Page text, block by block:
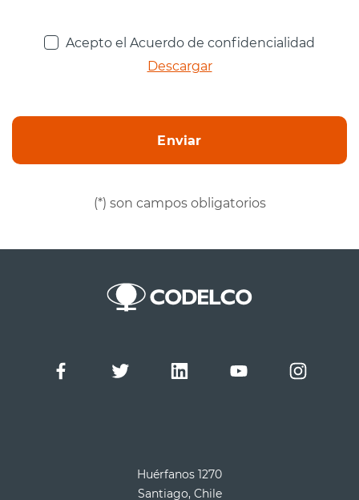
Acepto el Acuerdo de confidencialidad
Descargar
Enviar
(*) son campos obligatorios
Huérfanos 1270
Santiago, Chile